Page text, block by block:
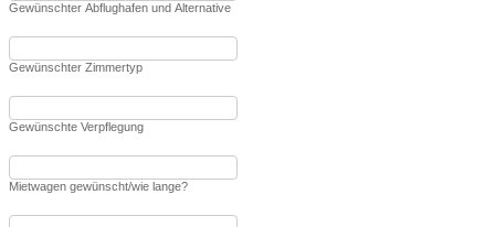
Gewünschter Abflughafen und Alternative
Gewünschter Zimmertyp
Gewünschte Verpflegung
Mietwagen gewünscht/wie lange?